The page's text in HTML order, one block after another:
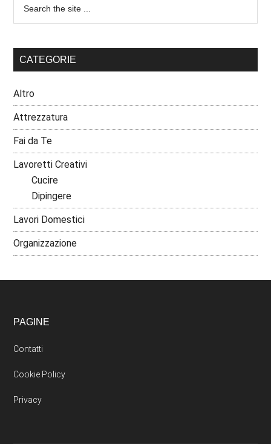
CATEGORIE
Altro
Attrezzatura
Fai da Te
Lavoretti Creativi
Cucire
Dipingere
Lavori Domestici
Organizzazione
PAGINE
Contatti
Cookie Policy
Privacy